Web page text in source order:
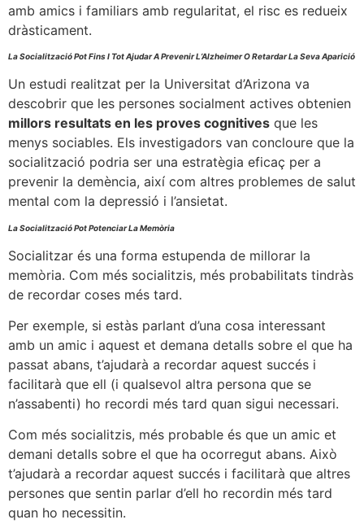
amb amics i familiars amb regularitat, el risc es redueix
dràsticament.
La Socialització Pot Fins I Tot Ajudar A Prevenir L’Alzheimer O Retardar La Seva Aparició
Un estudi realitzat per la Universitat d’Arizona va
descobrir que les persones socialment actives obtenien
millors resultats en les proves cognitives que les
menys sociables. Els investigadors van concloure que la
socialització podria ser una estratègia eficaç per a
prevenir la demència, així com altres problemes de salut
mental com la depressió i l’ansietat.
La Socialització Pot Potenciar La Memòria
Socialitzar és una forma estupenda de millorar la
memòria. Com més socialitzis, més probabilitats tindràs
de recordar coses més tard.
Per exemple, si estàs parlant d’una cosa interessant
amb un amic i aquest et demana detalls sobre el que ha
passat abans, t’ajudarà a recordar aquest succés i
facilitarà que ell (i qualsevol altra persona que se
n’assabenti) ho recordi més tard quan sigui necessari.
Com més socialitzis, més probable és que un amic et
demani detalls sobre el que ha ocorregut abans. Això
t’ajudarà a recordar aquest succés i facilitarà que altres
persones que sentin parlar d’ell ho recordin més tard
quan ho necessitin.